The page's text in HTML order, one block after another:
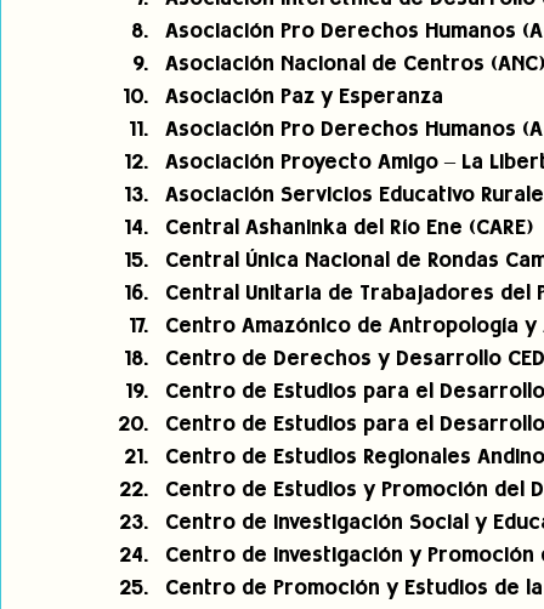
Asociación Pro Derechos Humanos
Asociación Nacional de Centros (ANC)
Asociación Paz y Esperanza
Asociación Pro Derechos Humanos
Asociación Proyecto Amigo – La
Asociación Servicios Educativo
Central Ashaninka del Río Ene (CARE)
Central Única Nacional de Rondas
Central Unitaria de Trabajadores del
Centro Amazónico de Antropología y
Centro de Derechos y Desarrollo
Centro de Estudios para el Desarrollo
Centro de Estudios para el Desarrollo
Centro de Estudios Regionales
Centro de Estudios y Promoción del
Centro de Investigación Social y
Centro de Investigación y Promoción
Centro de Promoción y Estudios de